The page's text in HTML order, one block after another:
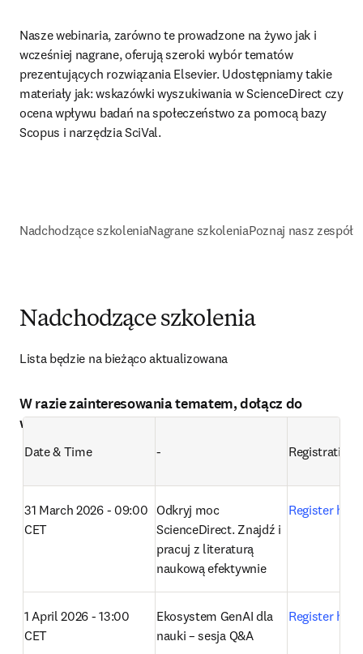
Nasze webinaria, zarówno te prowadzone na żywo jak i
wcześniej nagrane, oferują szeroki wybór tematów
prezentujących rozwiązania Elsevier. Udostępniamy takie
materiały jak: wskazówki wyszukiwania w ScienceDirect czy
ocena wpływu badań na społeczeństwo za pomocą bazy
Scopus i narzędzia SciVal.
Nadchodzące szkoleniaNagrane szkoleniaPoznaj nasz zespół
Nadchodzące szkolenia
Lista będzie na bieżąco aktualizowana
W razie zainteresowania tematem, dołącz do
webinaru w języku angielskim
Date & Time - Registration
31 March 2026 - 09:00
CET
Odkryj moc
ScienceDirect. Znajdź i
pracuj z literaturą
naukową efektywnie
Register here
1 April 2026 - 13:00
CET
Ekosystem GenAI dla
nauki – sesja Q&A
Register here